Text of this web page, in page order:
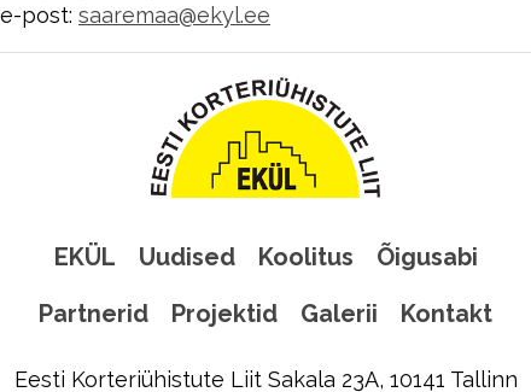
e-post: saaremaa@ekyl.ee
EKÜL Uudised Koolitus
Õigusabi
Partnerid
Projektid Galerii Kontakt
Eesti Korteriühistute Liit Sakala 23A, 10141 Tallinn